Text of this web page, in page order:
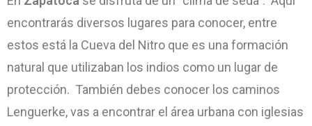
encontrarás diversos lugares para conocer, entre
estos está la Cueva del Nitro que es una formación
natural que utilizaban los indios como un lugar de
protección. También debes conocer los caminos
Lenguerke, vas a encontrar el área urbana con iglesias